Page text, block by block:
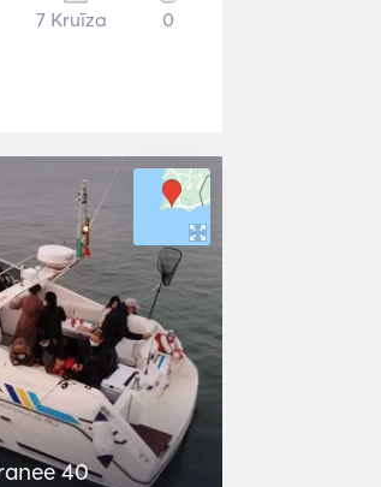
7 Kruīza 0
40